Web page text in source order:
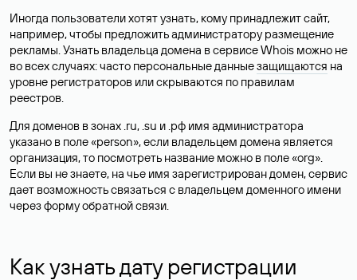
Иногда пользователи хотят узнать, кому принадлежит сайт,
например, чтобы предложить администратору размещение
рекламы. Узнать владельца домена в сервисе Whois можно не
во всех случаях: часто персональные данныезащищаются на
уровне регистраторов или скрываются по правилам
реестров.
Для доменов в зонах .ru, .su и .рф имя администратора
указано в поле «person», если владельцем домена является
организация, то посмотреть название можно в поле «org».
Если вы не знаете, на чье имя зарегистрирован домен, сервис
дает возможность связаться с владельцем доменного имени
через форму обратной связи.
Как узнать дату регистрации